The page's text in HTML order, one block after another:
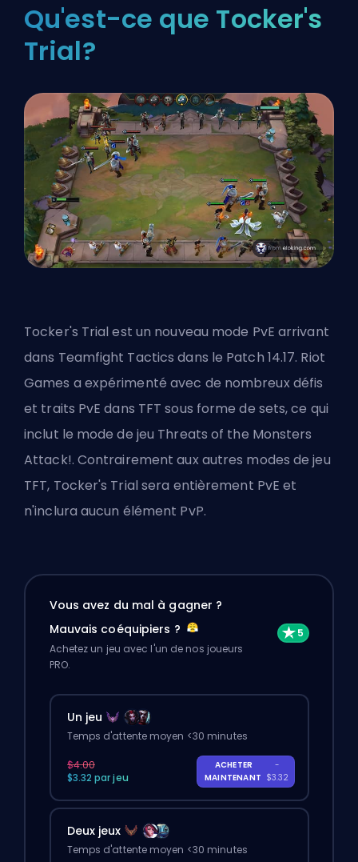
Qu'est-ce que Tocker's
Trial?
Tocker's Trial est un nouveau mode PvE arrivant
dans Teamfight Tactics dans le Patch 14.17. Riot
Games a expérimenté avec de nombreux défis
et traits PvE dans TFT sous forme de sets, ce qui
inclut le mode de jeu Threats of the Monsters
Attack!. Contrairement aux autres modes de jeu
TFT, Tocker's Trial sera entièrement PvE et
n'inclura aucun élément PvP.
Vous avez du mal à gagner ?
Mauvais coéquipiers ?
Achetez un jeu avec l'un de nos joueurs
PRO.
Un jeu
Temps d'attente moyen <30 minutes
$4.00
$3.32 par jeu
ACHETER
MAINTENANT
-
$3.32
Deux jeux
Temps d'attente moyen <30 minutes